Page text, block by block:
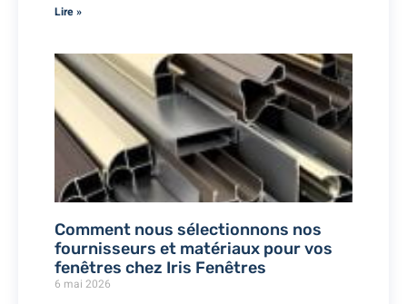
Lire »
Comment nous sélectionnons nos
fournisseurs et matériaux pour vos
fenêtres chez Iris Fenêtres
6 mai 2026